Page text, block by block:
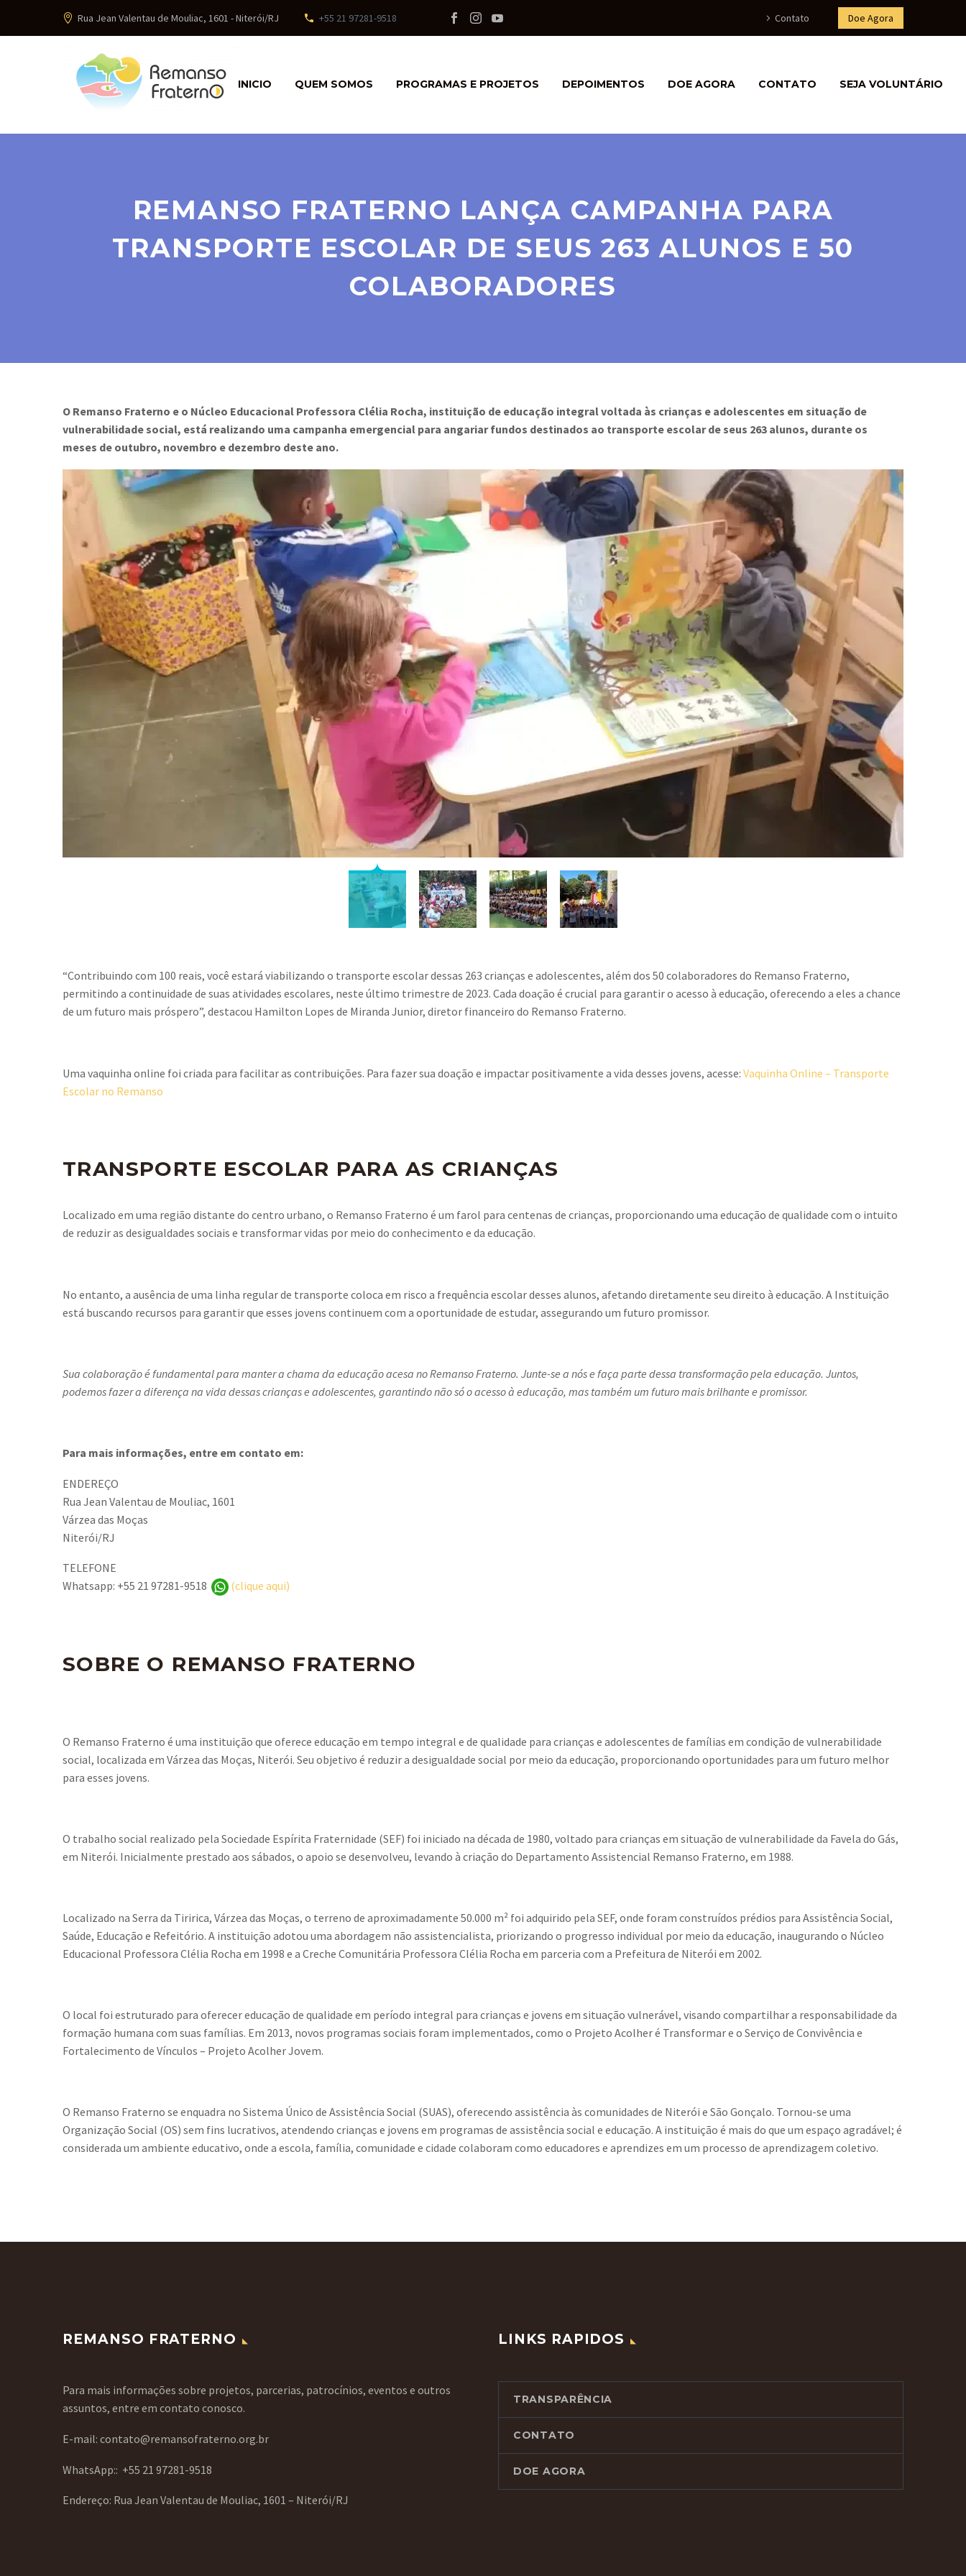
Rua Jean Valentau de Mouliac, 1601 - Niterói/RJ +55 21 97281-9518 Contato Doe Agora
INICIO QUEM SOMOS PROGRAMAS E PROJETOS DEPOIMENTOS DOE AGORA CONTATO SEJA VOLUNTÁRIO
REMANSO FRATERNO LANÇA CAMPANHA PARA
TRANSPORTE ESCOLAR DE SEUS 263 ALUNOS E 50
COLABORADORES
O Remanso Fraterno e o Núcleo Educacional Professora Clélia Rocha, instituição de educação integral voltada às crianças e adolescentes em situação de
vulnerabilidade social, está realizando uma campanha emergencial para angariar fundos destinados ao transporte escolar de seus 263 alunos, durante os
meses de outubro, novembro e dezembro deste ano.
“Contribuindo com 100 reais, você estará viabilizando o transporte escolar dessas 263 crianças e adolescentes, além dos 50 colaboradores do Remanso Fraterno,
permitindo a continuidade de suas atividades escolares, neste último trimestre de 2023. Cada doação é crucial para garantir o acesso à educação, oferecendo a eles a chance
de um futuro mais próspero”, destacou Hamilton Lopes de Miranda Junior, diretor financeiro do Remanso Fraterno.
Uma vaquinha online foi criada para facilitar as contribuições. Para fazer sua doação e impactar positivamente a vida desses jovens, acesse: Vaquinha Online – Transporte
Escolar no Remanso
TRANSPORTE ESCOLAR PARA AS CRIANÇAS
Localizado em uma região distante do centro urbano, o Remanso Fraterno é um farol para centenas de crianças, proporcionando uma educação de qualidade com o intuito
de reduzir as desigualdades sociais e transformar vidas por meio do conhecimento e da educação.
No entanto, a ausência de uma linha regular de transporte coloca em risco a frequência escolar desses alunos, afetando diretamente seu direito à educação. A Instituição
está buscando recursos para garantir que esses jovens continuem com a oportunidade de estudar, assegurando um futuro promissor.
Sua colaboração é fundamental para manter a chama da educação acesa no Remanso Fraterno. Junte-se a nós e faça parte dessa transformação pela educação. Juntos,
podemos fazer a diferença na vida dessas crianças e adolescentes, garantindo não só o acesso à educação, mas também um futuro mais brilhante e promissor.
Para mais informações, entre em contato em:
ENDEREÇO
Rua Jean Valentau de Mouliac, 1601
Várzea das Moças
Niterói/RJ
TELEFONE
Whatsapp: +55 21 97281-9518
(clique aqui)
SOBRE O REMANSO FRATERNO
O Remanso Fraterno é uma instituição que oferece educação em tempo integral e de qualidade para crianças e adolescentes de famílias em condição de vulnerabilidade
social, localizada em Várzea das Moças, Niterói. Seu objetivo é reduzir a desigualdade social por meio da educação, proporcionando oportunidades para um futuro melhor
para esses jovens.
O trabalho social realizado pela Sociedade Espírita Fraternidade (SEF) foi iniciado na década de 1980, voltado para crianças em situação de vulnerabilidade da Favela do Gás,
em Niterói. Inicialmente prestado aos sábados, o apoio se desenvolveu, levando à criação do Departamento Assistencial Remanso Fraterno, em 1988.
Localizado na Serra da Tiririca, Várzea das Moças, o terreno de aproximadamente 50.000 m² foi adquirido pela SEF, onde foram construídos prédios para Assistência Social,
Saúde, Educação e Refeitório. A instituição adotou uma abordagem não assistencialista, priorizando o progresso individual por meio da educação, inaugurando o Núcleo
Educacional Professora Clélia Rocha em 1998 e a Creche Comunitária Professora Clélia Rocha em parceria com a Prefeitura de Niterói em 2002.
O local foi estruturado para oferecer educação de qualidade em período integral para crianças e jovens em situação vulnerável, visando compartilhar a responsabilidade da
formação humana com suas famílias. Em 2013, novos programas sociais foram implementados, como o Projeto Acolher é Transformar e o Serviço de Convivência e
Fortalecimento de Vínculos – Projeto Acolher Jovem.
O Remanso Fraterno se enquadra no Sistema Único de Assistência Social (SUAS), oferecendo assistência às comunidades de Niterói e São Gonçalo. Tornou-se uma
Organização Social (OS) sem fins lucrativos, atendendo crianças e jovens em programas de assistência social e educação. A instituição é mais do que um espaço agradável; é
considerada um ambiente educativo, onde a escola, família, comunidade e cidade colaboram como educadores e aprendizes em um processo de aprendizagem coletivo.
REMANSO FRATERNO
Para mais informações sobre projetos, parcerias, patrocínios, eventos e outros
assuntos, entre em contato conosco.
E-mail: contato@remansofraterno.org.br
WhatsApp:: +55 21 97281-9518
Endereço: Rua Jean Valentau de Mouliac, 1601 – Niterói/RJ
LINKS RAPIDOS
TRANSPARÊNCIA
CONTATO
DOE AGORA